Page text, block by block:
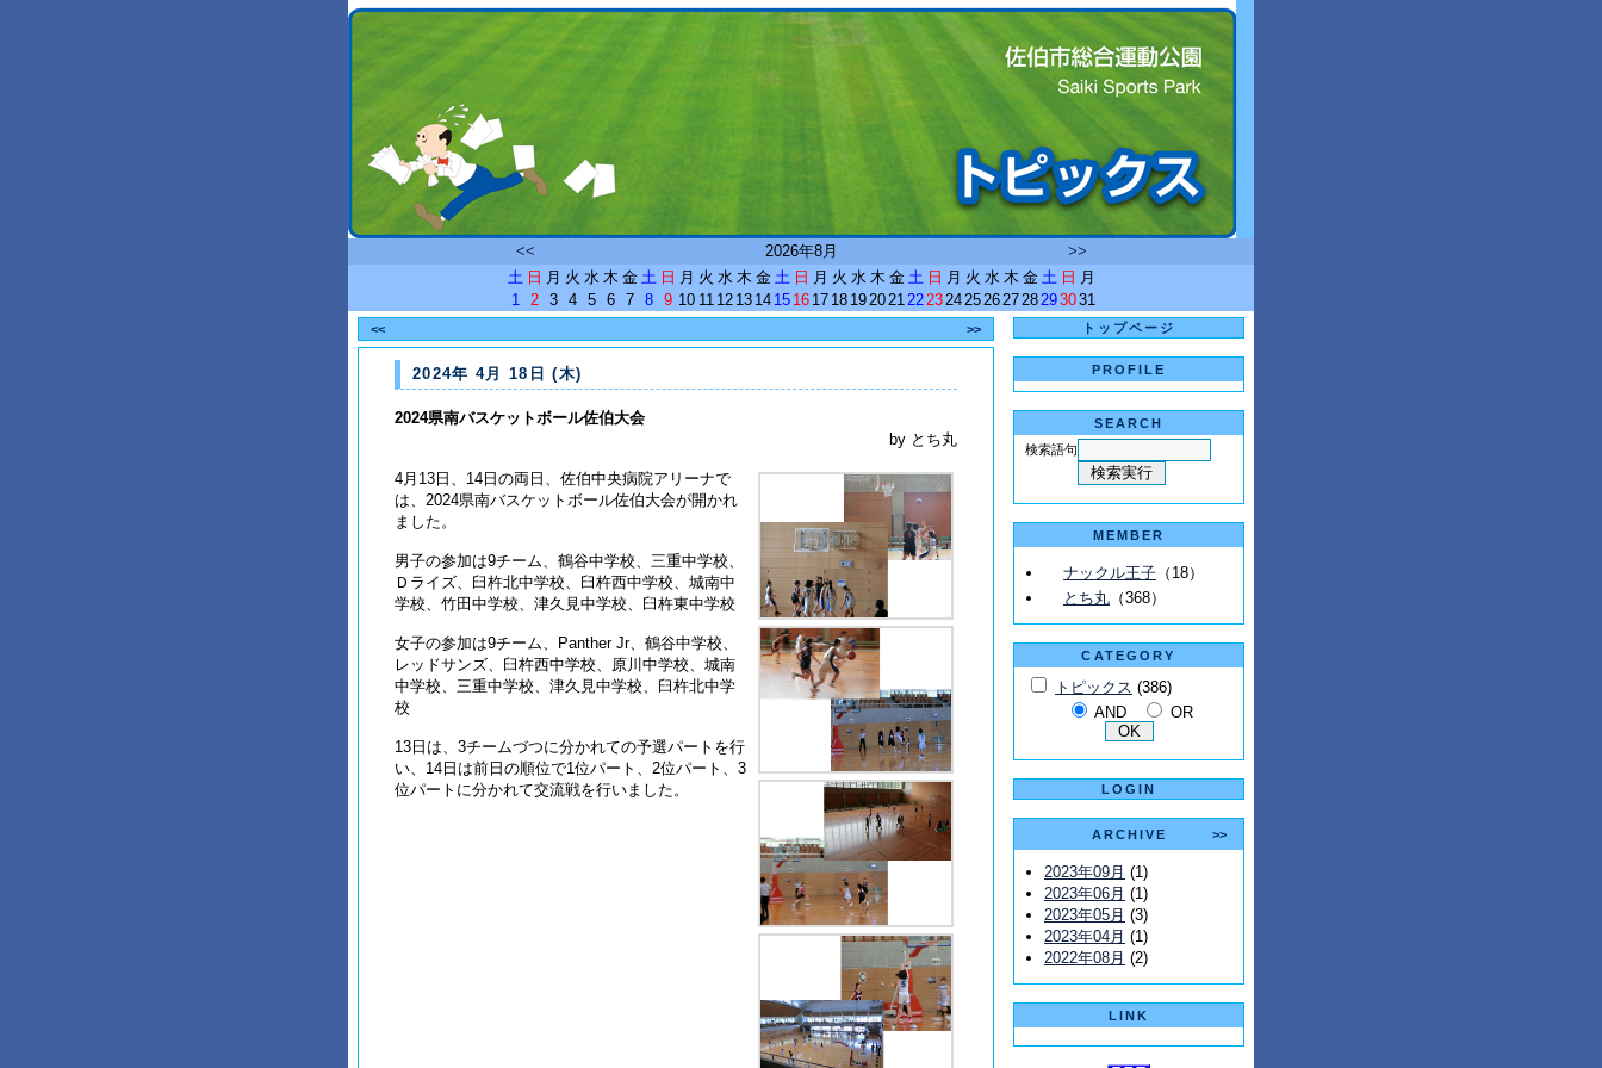
<< 2026年8月
>>
土 日 月 火 水 木 金 土 日 月 火 水 木 金 土 日 月 火 水 木 金 土 日 月 火 水 木 金 土 日 月
1
2 3 4 5 6 7 8 9 10 11 12 13 14 15 16 17 18 19202122232425262728293031
<< >>
2024年 4月 18日 (木)
2024県南バスケットボール佐伯大会
by とち丸
4月13日、14日の両日、佐伯中央病院アリーナで
は、2024県南バスケットボール佐伯大会が開かれ
ました。
男子の参加は9チーム、鶴谷中学校、三重中学校、
Ｄライズ、臼杵北中学校、臼杵西中学校、城南中
学校、竹田中学校、津久見中学校、臼杵東中学校
女子の参加は9チーム、Panther Jr、鶴谷中学校、
レッドサンズ、臼杵西中学校、原川中学校、城南
中学校、三重中学校、津久見中学校、臼杵北中学
校
13日は、3チームづつに分かれての予選パートを行
い、14日は前日の順位で1位パート、2位パート、3
位パートに分かれて交流戦を行いました。
トップページ
PROFILE
SEARCH
検索語句
MEMBER
ナックル王子 （18）
とち丸 （368）
CATEGORY
トピックス (386)
AND
OR
LOGIN
ARCHIVE >>
2023年09月 (1)
2023年06月 (1)
2023年05月 (3)
2023年04月 (1)
2022年08月 (2)
LINK